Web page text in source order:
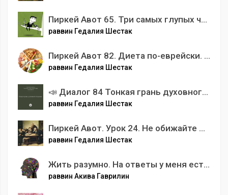
Пиркей Авот 65. Три самых глупых человеческих недостка.
раввин Гедалия Шестак
Пиркей Авот 82. Диета по-еврейски. 🍰 Глава 6. Мишна 4-6.
раввин Гедалия Шестак
📣 Диалог 84 Тонкая грань духовного подъема или можно ли простому человеку достичь уровень праведника?
раввин Гедалия Шестак
Пиркей Авот. Урок 24. Не обижайте мудрецов
раввин Гедалия Шестак
Жить разумно. На ответы у меня есть Вопросы
раввин Акива Гаврилин